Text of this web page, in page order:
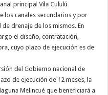
principal Vila Cululú
los canales secundarios y por
drenaje de los mismos. En
el diseño, contratación,
cuyo plazo de ejecución es de
del Gobierno nacional de
de ejecución de 12 meses, la
Melincué que beneficiará a